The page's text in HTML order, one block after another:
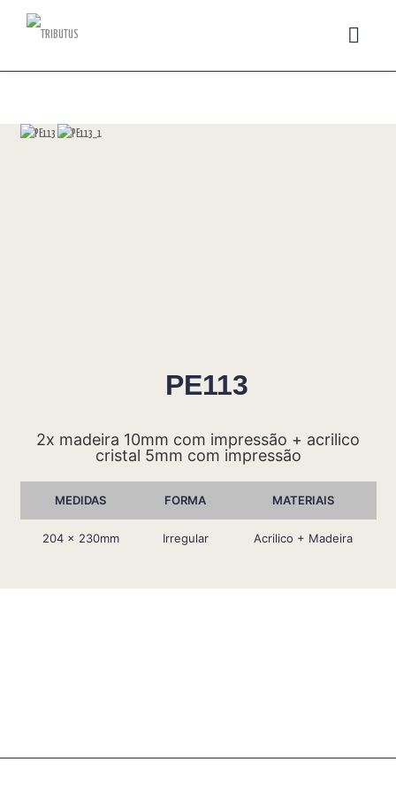
PE113
2x madeira 10mm com impressão + acrilico
cristal 5mm com impressão
MEDIDAS FORMA MATERIAIS
204 x 230mm Irregular Acrilico + Madeira